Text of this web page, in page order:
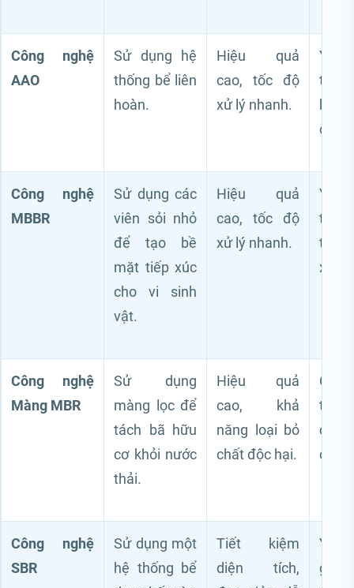
Công nghệ
AAO
Sử dụng hệ
thống bể liên
hoàn.
Hiệu quả
cao, tốc độ
xử lý nhanh.
Yêu
tích
hỏi
cao.
Công nghệ
MBBR
Sử dụng các
viên sỏi nhỏ
để tạo bề
mặt tiếp xúc
cho vi sinh
vật.
Hiệu quả
cao, tốc độ
xử lý nhanh.
Yêu
trì,
Công nghệ
Màng MBR
Sử dụng
màng lọc để
tách bã hữu
cơ khỏi nước
thải.
Hiệu quả
cao, khả
năng loại bỏ
chất độc hại.
Chi
tư
cầu
cao.
Công nghệ
SBR
Sử dụng một
hệ thống bể
Tiết kiệm
diện tích,
Yêu